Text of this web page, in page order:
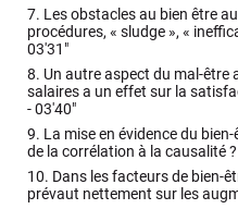
7. Les obstacles au bien être
procédures, « sludge », «
03'31"
8. Un autre aspect du mal-être
salaires a un effet sur la
-03'40"
9. La mise en évidence du
de la corrélation à la causalité
10. Dans les facteurs de bien-
prévaut nettement sur les